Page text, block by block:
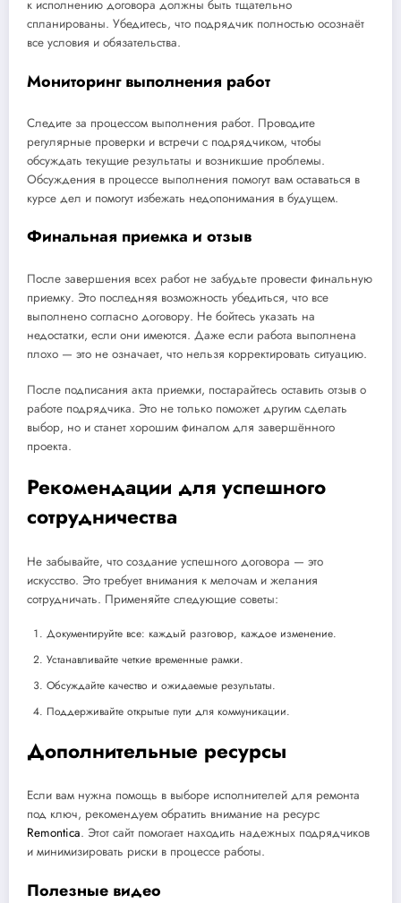
к исполнению договора должны быть тщательно
спланированы. Убедитесь, что подрядчик полностью осознаёт
все условия и обязательства.
Мониторинг выполнения работ
Следите за процессом выполнения работ. Проводите
регулярные проверки и встречи с подрядчиком, чтобы
обсуждать текущие результаты и возникшие проблемы.
Обсуждения в процессе выполнения помогут вам оставаться в
курсе дел и помогут избежать недопонимания в будущем.
Финальная приемка и отзыв
После завершения всех работ не забудьте провести финальную
приемку. Это последняя возможность убедиться, что все
выполнено согласно договору. Не бойтесь указать на
недостатки, если они имеются. Даже если работа выполнена
плохо — это не означает, что нельзя корректировать ситуацию.
После подписания акта приемки, постарайтесь оставить отзыв о
работе подрядчика. Это не только поможет другим сделать
выбор, но и станет хорошим финалом для завершённого
проекта.
Рекомендации для успешного
сотрудничества
Не забывайте, что создание успешного договора — это
искусство. Это требует внимания к мелочам и желания
сотрудничать. Применяйте следующие советы:
Документируйте все: каждый разговор, каждое изменение.
Устанавливайте четкие временные рамки.
Обсуждайте качество и ожидаемые результаты.
Поддерживайте открытые пути для коммуникации.
Дополнительные ресурсы
Если вам нужна помощь в выборе исполнителей для ремонта
под ключ, рекомендуем обратить внимание на ресурс
Remontica. Этот сайт помогает находить надежных подрядчиков
и минимизировать риски в процессе работы.
Полезные видео